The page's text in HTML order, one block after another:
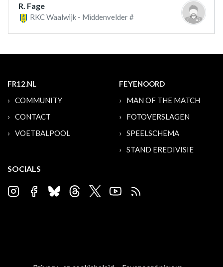
R. Fage
RKC Waalwijk - Middenvelder #
FR12.NL
COMMUNITY
CONTACT
VOETBALPOOL
FEYENOORD
MAN OF THE MATCH
FOTOVERSLAGEN
SPEELSCHEMA
STAND EREDIVISIE
SOCIALS